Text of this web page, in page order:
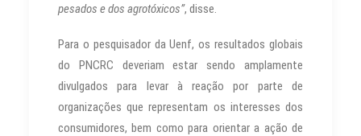
pesados e dos agrotóxicos”, disse.
Para o pesquisador da Uenf, os resultados globais
do PNCRC deveriam estar sendo amplamente
divulgados para levar à reação por parte de
organizações que representam os interesses dos
consumidores, bem como para orientar a ação de